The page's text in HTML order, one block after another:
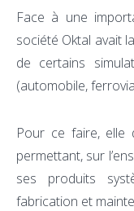
Face à une
société Oktal avait
de certains
(automobile,
Pour ce faire, elle
permettant, sur
ses produits
fabrication et